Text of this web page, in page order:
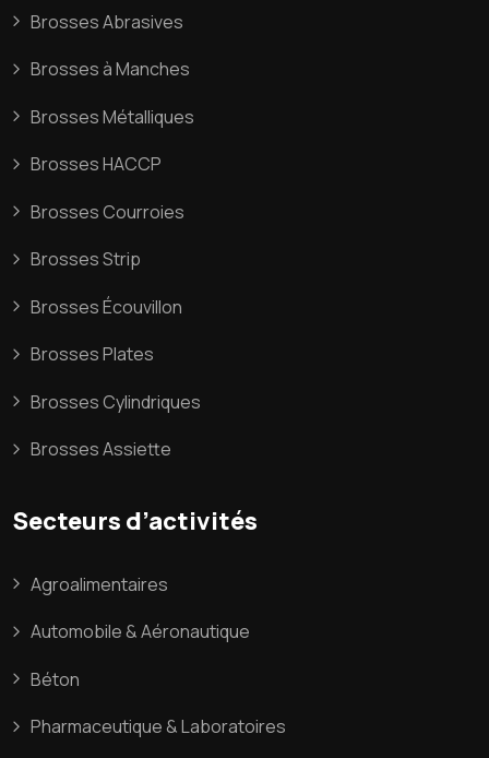
Brosses Abrasives
Brosses à Manches
Brosses Métalliques
Brosses HACCP
Brosses Courroies
Brosses Strip
Brosses Écouvillon
Brosses Plates
Brosses Cylindriques
Brosses Assiette
Secteurs d’activités
Agroalimentaires
Automobile & Aéronautique
Béton
Pharmaceutique & Laboratoires